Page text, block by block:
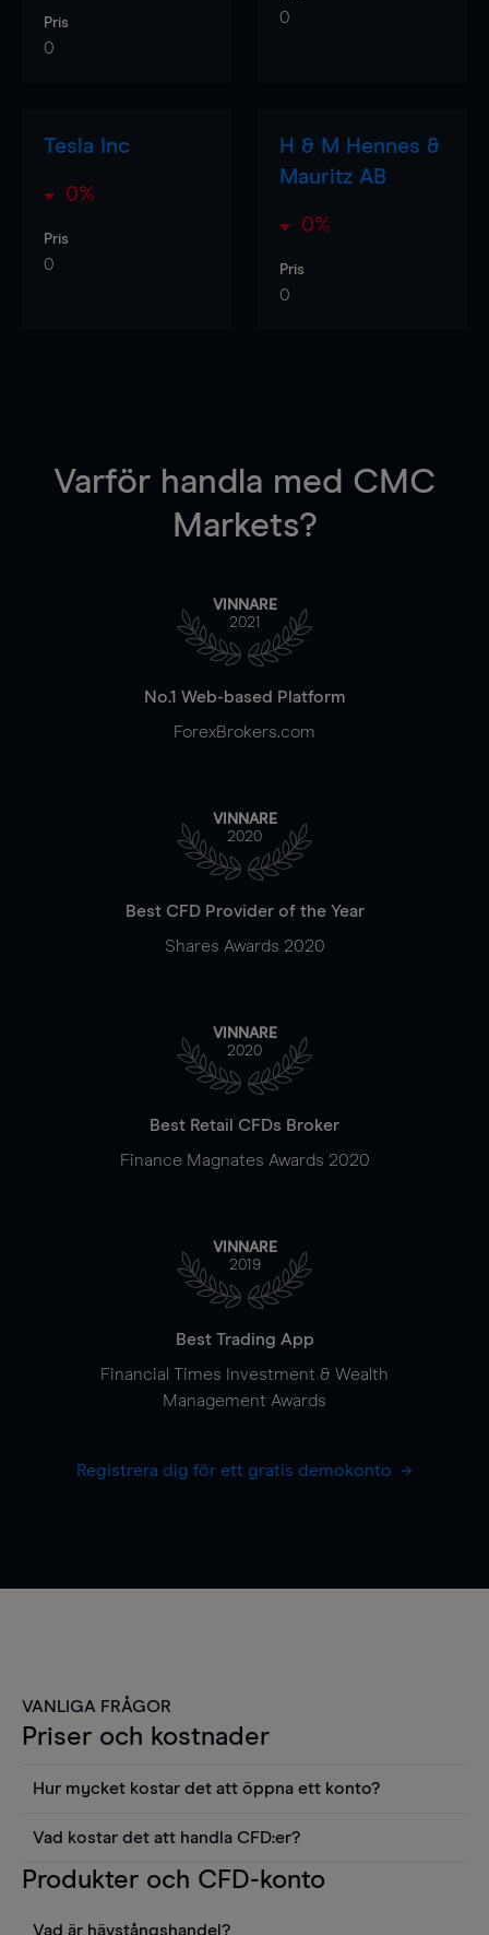
Pris
0
0
Tesla Inc
0%
Pris
0
H & M Hennes &
Mauritz AB
0%
Pris
0
Varför handla med CMC
Markets?
VINNARE
2021
No.1 Web-based Platform
ForexBrokers.com
VINNARE
2020
Best CFD Provider of the Year
Shares Awards 2020
VINNARE
2020
Best Retail CFDs Broker
Finance Magnates Awards 2020
VINNARE
2019
Best Trading App
Financial Times Investment & Wealth
Management Awards
Registrera dig för ett gratis demokonto
VANLIGA FRÅGOR
Priser och kostnader
Hur mycket kostar det att öppna ett konto?
använda sådana verktyg som diagram, Reuters
aktierapporter utan kostnad.
Vad kostar det att handla CFD:er?
Det är en rad kostnader att tänka på när man
innehavskostnader (för positioner som hålls öppna
Produkter och CFD-konto
Vad är hävstångshandel?